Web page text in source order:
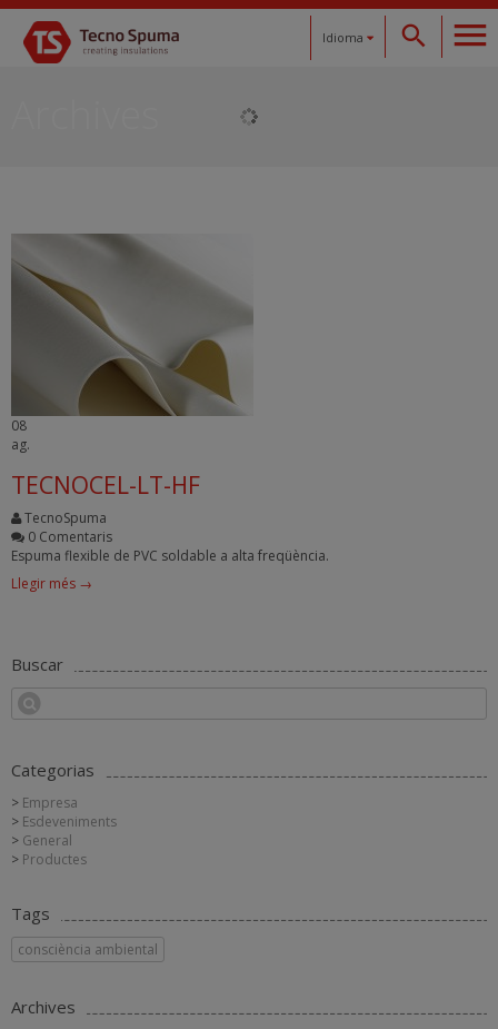
Idioma
Deutsch
08
ag.
TECNOCEL-LT-HF
TecnoSpuma
0 Comentaris
Espuma flexible de PVC soldable a alta freqüència.
Llegir més →
Buscar
Categorias
Empresa
Esdeveniments
General
Productes
Tags
consciència ambiental
Archives